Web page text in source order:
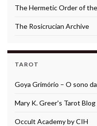
The Hermetic Order of
The Rosicrucian Archive
TAROT
Goya Grimório – O sono
Mary K. Greer's Tarot Blog
Occult Academy by CIH